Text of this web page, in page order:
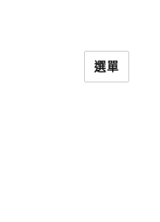
選單